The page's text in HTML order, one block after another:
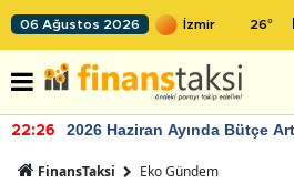
06 Ağustos 2026 26°
22:26 2026 Haziran Ayında Bütçe
FinansTaksi Eko Gündem